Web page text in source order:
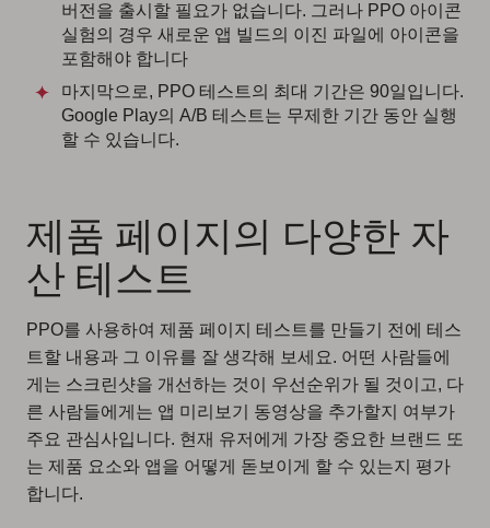
버전을 출시할 필요가 없습니다. 그러나 PPO 아이콘
실험의 경우 새로운 앱 빌드의 이진 파일에 아이콘을
포함해야 합니다
마지막으로, PPO 테스트의 최대 기간은 90일입니다.
Google Play의 A/B 테스트는 무제한 기간 동안 실행
할 수 있습니다.
제품 페이지의 다양한 자
산 테스트
PPO를 사용하여 제품 페이지 테스트를 만들기 전에 테스
트할 내용과 그 이유를 잘 생각해 보세요. 어떤 사람들에
게는 스크린샷을 개선하는 것이 우선순위가 될 것이고, 다
른 사람들에게는 앱 미리보기 동영상을 추가할지 여부가
주요 관심사입니다. 현재 유저에게 가장 중요한 브랜드 또
는 제품 요소와 앱을 어떻게 돋보이게 할 수 있는지 평가
합니다.